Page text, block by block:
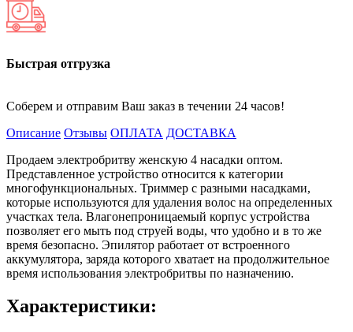
Быстрая отгрузка
Соберем и отправим Ваш заказ в течении 24 часов!
Описание Отзывы ОПЛАТА ДОСТАВКА
Продаем электробритву женскую 4 насадки оптом.
Представленное устройство относится к категории
многофункциональных. Триммер с разными насадками,
которые используются для удаления волос на определенных
участках тела. Влагонепроницаемый корпус устройства
позволяет его мыть под струей воды, что удобно и в то же
время безопасно. Эпилятор работает от встроенного
аккумулятора, заряда которого хватает на продолжительное
время использования электробритвы по назначению.
Характеристики: